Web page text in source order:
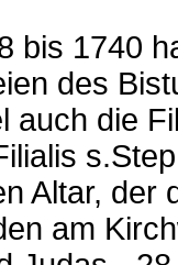
bis 1740
des
auch die
Altar, der
am